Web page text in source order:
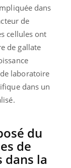
dans
de
cellules ont
de gallate
laboratoire
dans un
du
de
la